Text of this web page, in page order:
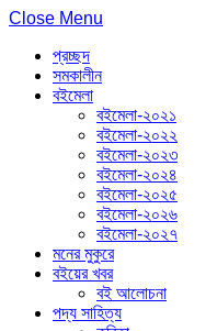
Close Menu
প্রচ্ছদ
সমকালীন
বইমেলা
বইমেলা-২০২১
বইমেলা-২০২২
বইমেলা-২০২৩
বইমেলা-২০২৪
বইমেলা-২০২৫
বইমেলা-২০২৬
বইমেলা-২০২৭
মনের মুকুরে
বইয়ের খবর
বই আলোচনা
পদ্য সাহিত্য